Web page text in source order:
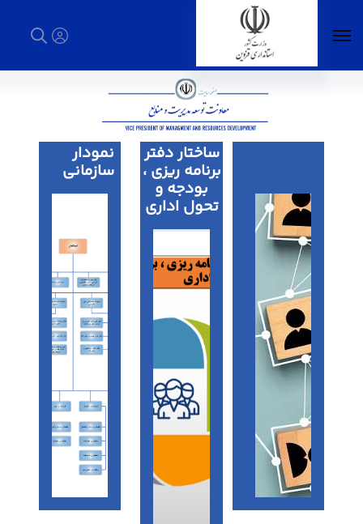
تشکیلات-تفضیلی - استانداری قزوین
ساختار دفتر
برنامه ریزی ،
بودجه و
تحول اداری
نمودار
سازمانی